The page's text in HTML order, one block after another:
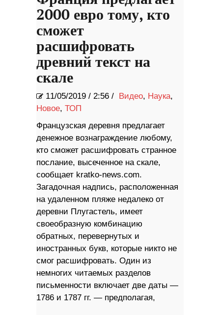
2000 евро тому, кто
сможет
расшифровать
древний текст на
скале
11/05/2019 / 2:56 / Видео, Наука,
Новое, ТОП
Французская деревня предлагает
денежное вознаграждение любому,
кто сможет расшифровать странное
послание, высеченное на скале,
сообщает kratko-news.com.
Загадочная надпись, расположенная
на удаленном пляже недалеко от
деревни Плугастель, имеет
своеобразную комбинацию
обратных, перевернутых и
иностранных букв, которые никто не
смог расшифровать. Один из
немногих читаемых разделов
письменности включает две даты —
1786 и 1787 гг. — предполагая,